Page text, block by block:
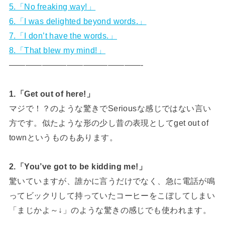
5.「No freaking way!」
6.「I was delighted beyond words.」
7.「I don’t have the words.」
8.「That blew my mind!」
————————————————-
1.「Get out of here!」
マジで！？のような驚きでSeriousな感じではない言い
方です。似たような形の少し昔の表現としてget out of
townというものもあります。
2.「You’ve got to be kidding me!」
驚いていますが、誰かに言うだけでなく、急に電話が鳴
ってビックリして持っていたコーヒーをこぼしてしまい
「まじかよ～↓」のような驚きの感じでも使われます。